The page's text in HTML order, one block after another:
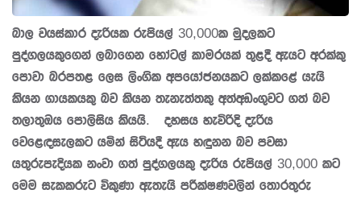
බාල වයස්කාර දැරියක රුපියල් 30,000ක මුදලකට
පුද්ගලයකුගෙන් ලබාගෙන හෝටල් කාමරයක් තුළදී ඇයට අරක්කු
පොවා බරපතළ ලෙස ලිංගික අපයෝජනයකට ලක්කළේ යැයි
කියන ගායකයකු බව කියන තැනැත්තකු අත්අඩංගුවට ගත් බව
තලාතුඔය පොලිසිය කියයි. දහසය හැවිරිදි දැරිය
වෙළෙඳසැලකට යමින් සිටියදී ඇය හඳුනන බව පවසා
යතුරුපැදියක නංවා ගත් පුද්ගලයකු දැරිය රුපියල් 30,000 කට
මෙම සැකකරුට විකුණා ඇතැයි පරීක්ෂණවලින් තොරතුරු